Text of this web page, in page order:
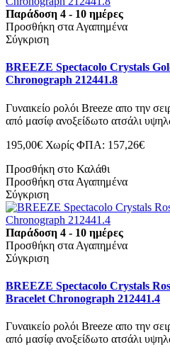
Παράδοση 4 - 10 ημέρες
Προσθήκη στα Αγαπημένα
Σύγκριση
BREEZE Spectacolo Crystals
Chronograph 212441.8
Γυναικείο ρολόι Breeze απο την
από μασίφ ανοξείδωτο ατσάλι
195,00€ Χωρίς ΦΠΑ: 157,26€
Προσθήκη στο Καλάθι
Προσθήκη στα Αγαπημένα
Σύγκριση
Παράδοση 4 - 10 ημέρες
Προσθήκη στα Αγαπημένα
Σύγκριση
BREEZE Spectacolo Crystals
Bracelet Chronograph 212441.4
Γυναικείο ρολόι Breeze απο την
από μασίφ ανοξείδωτο ατσάλι